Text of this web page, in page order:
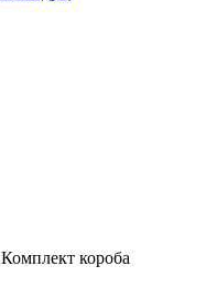
Комплект короба